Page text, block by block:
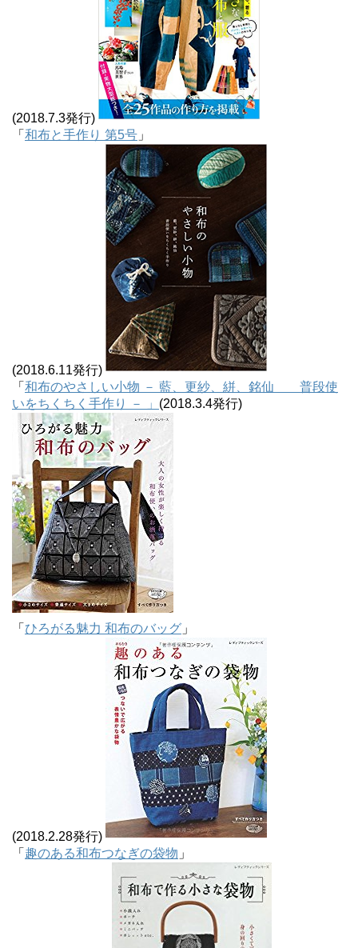
(2018.7.3発行)
「 和布と手作り 第5号 」
(2018.6.11発行)
「 和布のやさしい小物 － 藍、更紗、絣、銘仙 普段使
いをちくちく手作り － 」 (2018.3.4発行)
「 ひろがる魅力 和布のバッグ 」
(2018.2.28発行)
「 趣のある和布つなぎの袋物 」